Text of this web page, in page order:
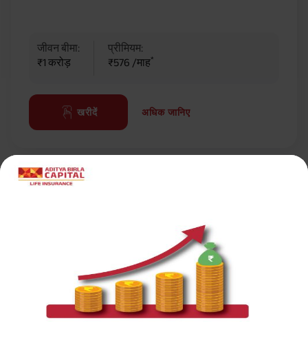
जीवन बीमा:
₹1 करोड़
प्रीमियम:
₹576 /माह*
खरीदें अधिक जानिए
सर्वाधिक लोकप्रिय कैलकुलेटर
टर्म इन्शुरन्स प्रीमियम कैलकुलेटर
बाल भविष्य योजना कैलकुलेटर